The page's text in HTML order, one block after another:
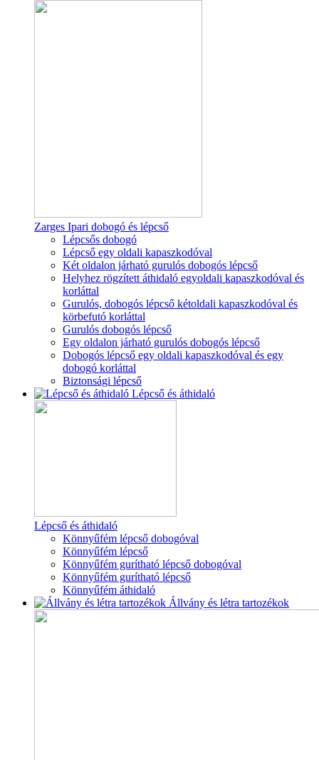
Zarges Ipari dobogó és lépcső
Lépcsős dobogó
Lépcső egy oldali kapaszkodóval
Két oldalon járható gurulós dobogós lépcső
Helyhez rögzített áthidaló egyoldali kapaszkodóval és
korláttal
Gurulós, dobogós lépcső kétoldali kapaszkodóval és
körbefutó korláttal
Gurulós dobogós lépcső
Egy oldalon járható gurulós dobogós lépcső
Dobogós lépcső egy oldali kapaszkodóval és egy
dobogó korláttal
Biztonsági lépcső
Lépcső és áthidaló
Lépcső és áthidaló
Könnyűfém lépcső dobogóval
Könnyűfém lépcső
Könnyűfém gurítható lépcső dobogóval
Könnyűfém gurítható lépcső
Könnyűfém áthidaló
Állvány és létra tartozékok